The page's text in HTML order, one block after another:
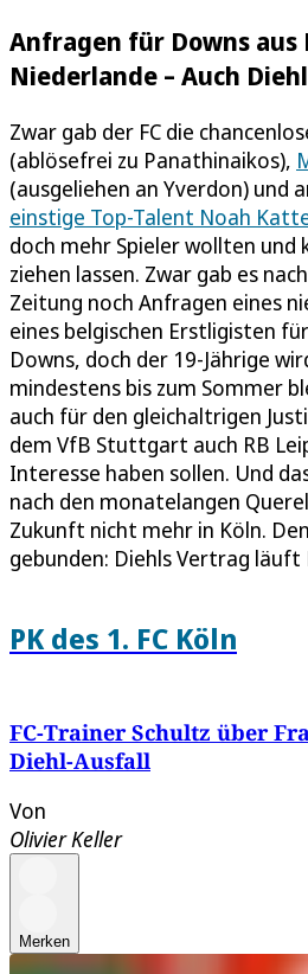
Anfragen für Downs aus
Niederlande – Auch
Zwar gab der FC die
(ablösefrei zu Panathinaikos),
(ausgeliehen an Yverdon) und
einstige Top-Talent Noah
doch mehr Spieler wollten und
ziehen lassen. Zwar gab es
Zeitung noch Anfragen eines
eines belgischen Erstligisten
Downs, doch der 19-Jährige
mindestens bis zum Sommer
auch für den gleichaltrigen
dem VfB Stuttgart auch RB
Interesse haben sollen. Und
nach den monatelangen
Zukunft nicht mehr in Köln.
gebunden: Diehls Vertrag läuft
PK des 1. FC Köln
FC-Trainer Schultz über
Diehl-Ausfall
Von
Olivier Keller
Merken